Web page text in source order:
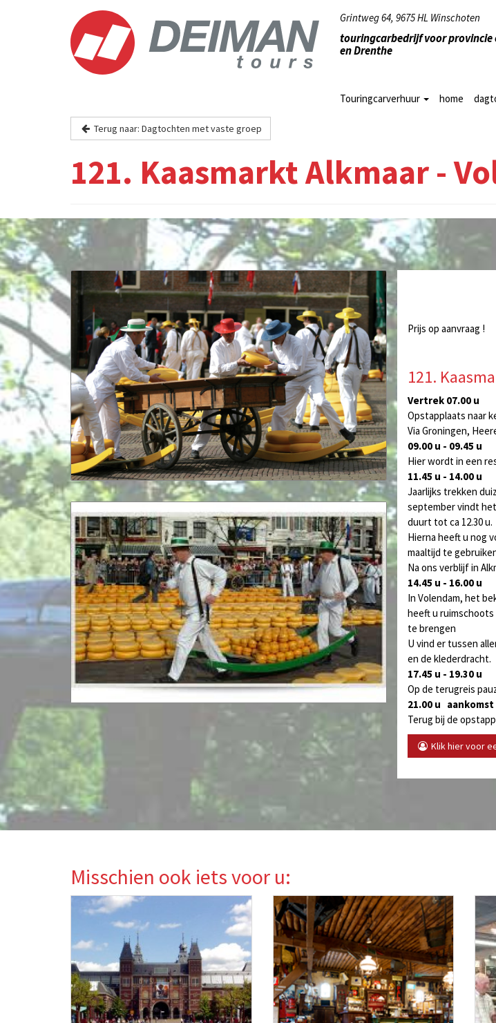
Grintweg 64, 9675 HL Winschoten
touringcarbedrijf voor provincie
en Drenthe
Touringcarverhuur home
Terug naar: Dagtochten met vaste groep
121. Kaasmarkt Alkmaar -
Prijs op aanvraag !
121.
Vertrek 07.00 u
Opstapplaats naar
Via Groningen,
09.00 u - 09.45 u
Hier wordt in een
11.45 u - 14.00 u
Jaarlijks trekken
september vindt
duurt tot ca 12.30 u.
Hierna heeft u nog
maaltijd te
Na ons verblijf in
14.45 u - 16.00 u
In Volendam, het
heeft u ruimschoots
te brengen
U vind er tussen
en de klederdracht.
17.45 u - 19.30 u
Op de terugreis
21.00 u aankomst
Terug bij de
Klik hier voor
Misschien ook iets voor u: